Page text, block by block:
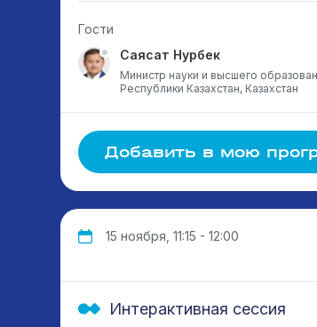
Гости
Саясат Нурбек
Министр науки и высшего
Республики Казахстан, Казахстан
Добавить в мою
15 ноября, 11:15 - 12:00
Интерактивная сессия